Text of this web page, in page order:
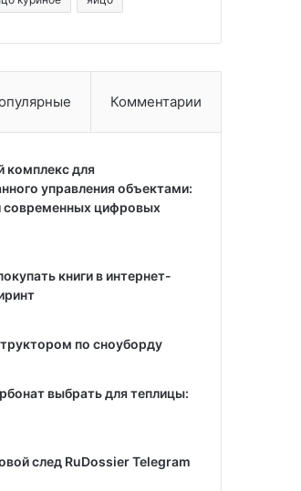
Комментарии
для
управления объектами:
современных цифровых
книги в интернет-
по сноуборду
выбрать для теплицы:
след RuDossier Telegram